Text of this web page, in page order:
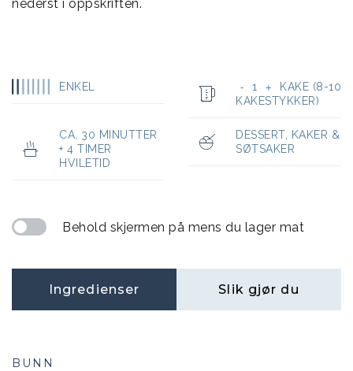
nederst i oppskriften.
ENKEL - 1 +
KAKE (8-10
KAKESTYKKER)
CA. 30 MINUTTER
+ 4 TIMER
HVILETID
DESSERT,
KAKER &
SØTSAKER
Behold skjermen på mens du lager mat
Ingredienser Slik gjør du
BUNN